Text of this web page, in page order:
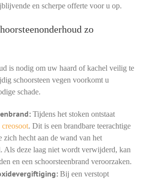
en scherpe offerte voor u op.
zo
is nodig om uw haard of kachel veilig te
schoorsteen vegen voorkomt u
schade.
Tijdens het stoken ontstaat
. Dit is een brandbare teerachtige
zich hecht aan de wand van het
Als deze laag niet wordt verwijderd, kan
en een schoorsteenbrand veroorzaken.
Bij een verstopt